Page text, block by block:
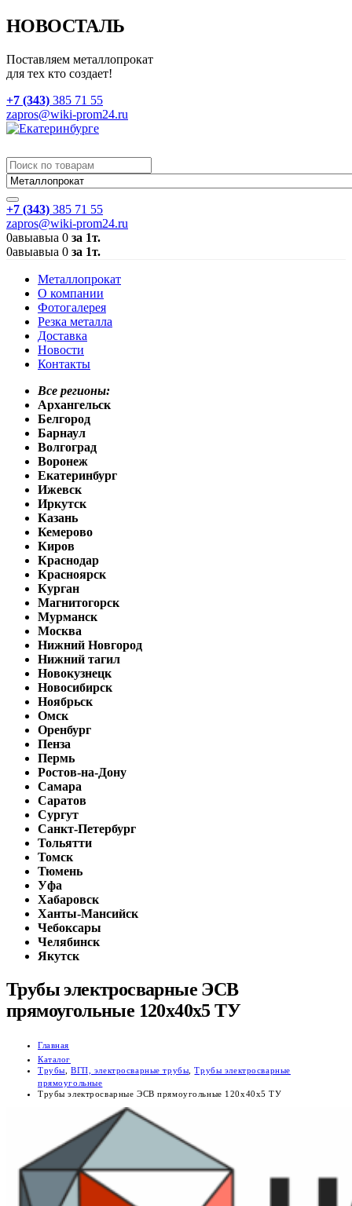
НОВОСТАЛЬ
Поставляем металлопрокат
для тех кто создает!
+7 (343) 385 71 55
zapros@wiki-prom24.ru
+7 (343) 385 71 55
zapros@wiki-prom24.ru
0авыавыа 0 за 1т.
0авыавыа 0 за 1т.
Металлопрокат
О компании
Фотогалерея
Резка металла
Доставка
Новости
Контакты
Все регионы:
Архангельск
Белгород
Барнаул
Волгоград
Воронеж
Екатеринбург
Ижевск
Иркутск
Казань
Кемерово
Киров
Краснодар
Красноярск
Курган
Магнитогорск
Мурманск
Москва
Нижний Новгород
Нижний тагил
Новокузнецк
Новосибирск
Ноябрьск
Омск
Оренбург
Пенза
Пермь
Ростов-на-Дону
Самара
Саратов
Сургут
Санкт-Петербург
Тольятти
Томск
Тюмень
Уфа
Хабаровск
Ханты-Мансийск
Чебоксары
Челябинск
Якутск
Трубы электросварные ЭСВ
прямоугольные 120х40х5 ТУ
Главная
Каталог
Трубы ,ВГП, электросварные трубы ,Трубы электросварные
прямоугольные
Трубы электросварные ЭСВ прямоугольные 120х40х5 ТУ